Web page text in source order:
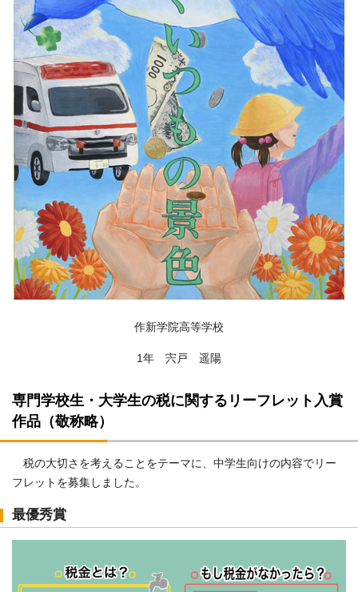
作新学院高等学校
1年 宍戸 遥陽
専門学校生・大学生の税に関するリーフレット入賞
作品（敬称略）
税の大切さを考えることをテーマに、中学生向けの内容でリー
フレットを募集しました。
最優秀賞